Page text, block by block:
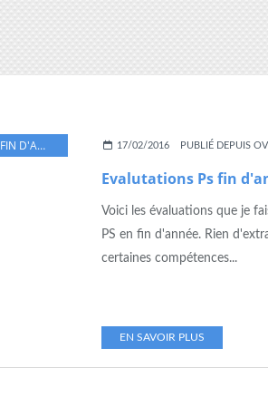
FIN D'ANNÉE GRAPHISME,NUMÉRATION, ORAL,PS
17/02/2016 PUBLIÉ DEPUIS
Evalutations Ps fin
Voici les évaluations que je
PS en fin d'année. Rien
certaines compétences...
EN SAVOIR PLUS